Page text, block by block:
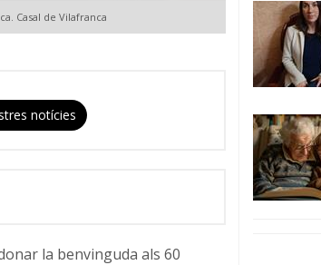
Casal de Vilafranca
notícies
la benvinguda als 60